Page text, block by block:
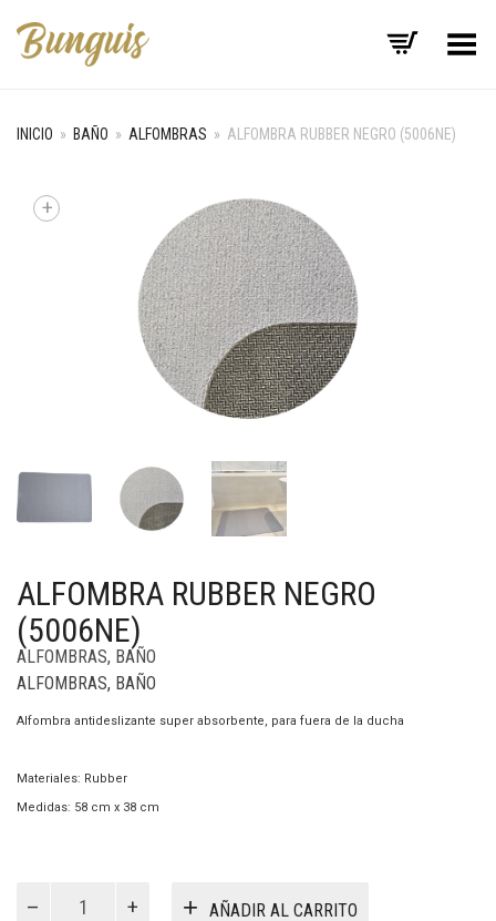
Menú
INICIO » BAÑO » ALFOMBRAS » ALFOMBRA RUBBER NEGRO (5006NE)
+
ALFOMBRA RUBBER NEGRO
(5006NE)
ALFOMBRAS, BAÑO
ALFOMBRAS, BAÑO
Alfombra antideslizante super absorbente, para fuera de la ducha
Materiales: Rubber
Medidas: 58 cm x 38 cm
Rubber
AÑADIR AL CARRITO